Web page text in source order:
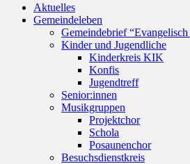
oben
scrollen
Aktuelles
Gemeindeleben
Gemeindebrief
Kinder und Jugendliche
Kinderkreis KIK
Konfis
Jugendtreff
Senior:innen
Musikgruppen
Projektchor
Schola
Posaunenchor
Besuchsdienstkreis